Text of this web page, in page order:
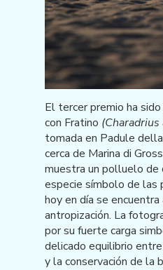
El tercer premio ha
con Fratino
tomada en Padule
cerca de Marina di
muestra un polluelo de
especie símbolo de las
hoy en día se
antropización. La
por su fuerte carga
delicado equilibrio
y la conservación de la